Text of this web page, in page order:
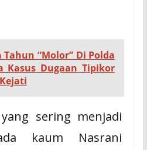
Tahun “Molor” Di Polda
Kasus Dugaan Tipikor
sering menjadi
kaum Nasrani